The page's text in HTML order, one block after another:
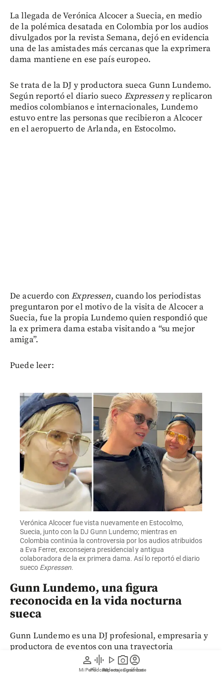
person
Mi Perfil
graphic_eq
Pódcast
play_arrow
Videos
photo_camera
Reportajes gráficos
account_circle
Suscríbete
La llegada de Verónica Alcocer a Suecia, en medio
de la polémica desatada en Colombia por los audios
divulgados por la revista Semana, dejó en evidencia
una de las amistades más cercanas que la exprimera
dama mantiene en ese país europeo.
Se trata de la DJ y productora sueca Gunn Lundemo.
Según reportó el diario sueco Expresseny replicaron
medios colombianos e internacionales, Lundemo
estuvo entre las personas que recibieron a Alcocer
en el aeropuerto de Arlanda, en Estocolmo.
De acuerdo conExpressen, cuando los periodistas
preguntaron por el motivo de la visita de Alcocer a
Suecia, fue la propia Lundemo quien respondió que
la ex primera dama estaba visitando a “su mejor
amiga”.
Puede leer:
Verónica Alcocer fue vista nuevamente en Estocolmo,
Suecia, junto con la DJ Gunn Lundemo; mientras en
Colombia continúa la controversia por los audios atribuidos
a Eva Ferrer, exconsejera presidencial y antigua
colaboradora de la ex primera dama. Así lo reportó el diario
sueco Expressen.
Gunn Lundemo, una figura
reconocida en la vida nocturna
sueca
Gunn Lundemo es una DJ profesional, empresaria y
productora de eventos con una trayectoria
internacional en la industria del entretenimiento.